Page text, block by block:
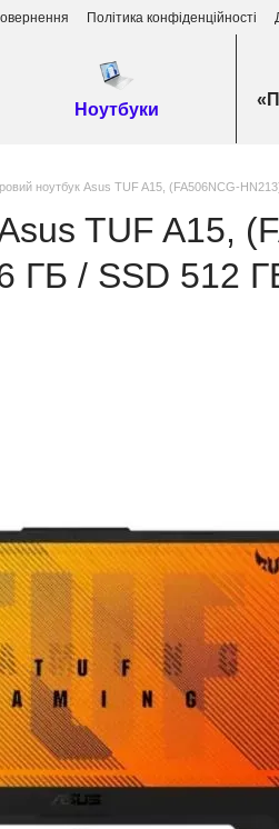
Політика конфіденційності
Ноутбуки
ноутбук Asus TUF A15, (FA506NCG-
Asus TUF A15,
ГБ / SSD 512